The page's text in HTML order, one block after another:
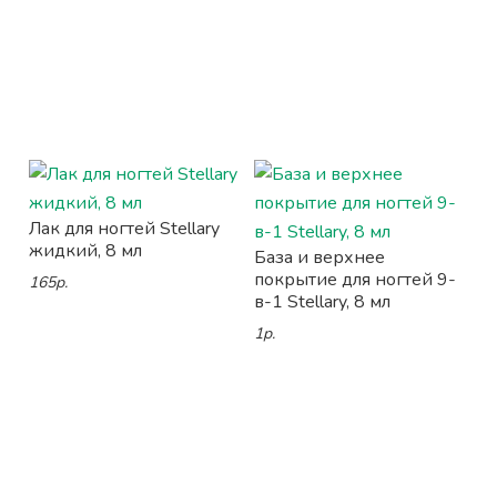
Лак для ногтей Stellary
жидкий, 8 мл
165р.
База и верхнее
покрытие для ногтей 9-
в-1 Stellary, 8 мл
1р.